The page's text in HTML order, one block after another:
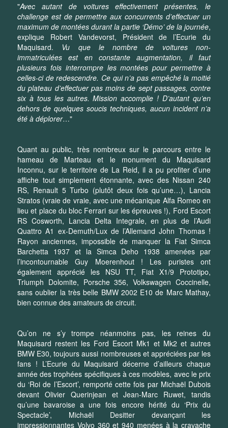
"Avec autant de voitures effectivement présentes, le
challenge est de permettre aux concurrents d’effectuer un
maximum de montées durant la partie ‘Démo’ de la journée,
explique Robert Vandevorst, Président de l’Ecurie du
Maquisard. Vu que le nombre de voitures non-
immatriculées est en constante augmentation, il faut
plusieurs fois interrompre les montées pour permettre à
celles-ci de redescendre. Ce qui n’a pas empêché la moitié
du plateau d’effectuer pas moins de sept passages, contre
six à tous les autres. Mission accomplie ! D’autant qu’en
dehors de quelques soucis techniques, aucun incident n’a
été à déplorer…"
Quant au public, très nombreux sur le parcours entre le
hameau de Marteau et le monument du Maquisard
Inconnu, sur le territoire de La Reid, il a pu profiter d’une
affiche tout simplement étonnante, avec des Nissan 240
RS, Renault 5 Turbo (plutôt deux fois qu’une…), Lancia
Stratos (vraie de vraie, avec une mécanique Alfa Romeo en
lieu et place du bloc Ferrari sur les épreuves !), Ford Escort
RS Cosworth, Lancia Delta Integrale, en plus de l’Audi
Quattro A1 ex-Demuth/Lux de l’Allemand John Thomas !
Rayon anciennes, impossible de manquer la Fiat Simca
Barchetta 1937 et la Simca Deho 1938 amenées par
l’incontournable Guy Moerenhout ! Les puristes ont
également apprécié les NSU TT, Fiat X1/9 Prototipo,
Triumph Dolomite, Porsche 356, Volkswagen Coccinelle,
sans oublier la très belle BMW 2002 E10 de Marc Mathay,
bien connue des amateurs de circuit.
Qu’on ne s’y trompe néanmoins pas, les reines du
Maquisard restent les Ford Escort Mk1 et Mk2 et autres
BMW E30, toujours aussi nombreuses et appréciées par les
fans ! L’Ecurie du Maquisard décerne d’ailleurs chaque
année des trophées spécifiques à ces modèles, avec le prix
du ‘Roi de l’Escort’, remporté cette fois par Michaël Dubois
devant Olivier Querinjean et Jean-Marc Ruwet, tandis
qu’une bavaroise a une fois encore hérité du ‘Prix du
Spectacle’, Michaël Desitter devançant les
impressionnantes Volvo 360 et 940 menées à la cravache